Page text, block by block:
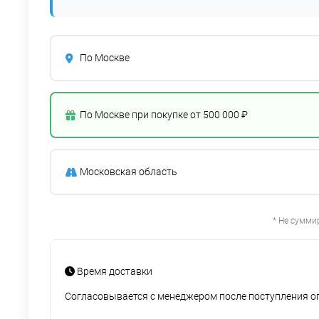
По Москве
По Москве при покупке от 500 000 ₽
Московская область
* Не
Время доставки
Согласовывается с менеджером после поступления